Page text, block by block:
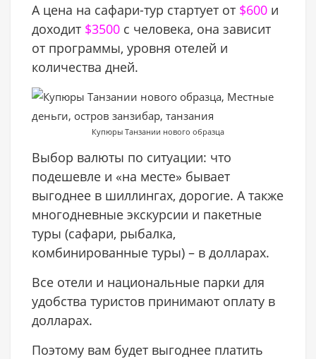
А цена на сафари-тур стартует от $600 и
доходит $3500 с человека, она зависит
от программы, уровня отелей и
количества дней.
Купюры Танзании нового образца
Выбор валюты по ситуации: что
подешевле и «на месте» бывает
выгоднее в шиллингах, дорогие. А также
многодневные экскурсии и пакетные
туры (сафари, рыбалка,
комбинированные туры) – в долларах.
Все отели и национальные парки для
удобства туристов принимают оплату в
долларах.
Поэтому вам будет выгоднее платить